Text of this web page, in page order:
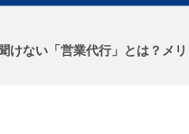
けない「営業代行」とは？メ